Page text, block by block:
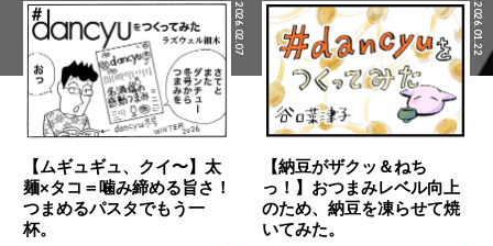
2026.02.07
【ムギュギュ、クイ〜】太
麺×タコ＝噛み締める旨さ！
つまめるパスタでもう一
杯。
2026.01.22
【納豆がザクッ＆ねち
っ！】おつまみレベル向上
のため、納豆を凍らせて焼
いてみた。